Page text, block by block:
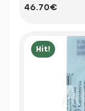
46.70€
Hit!